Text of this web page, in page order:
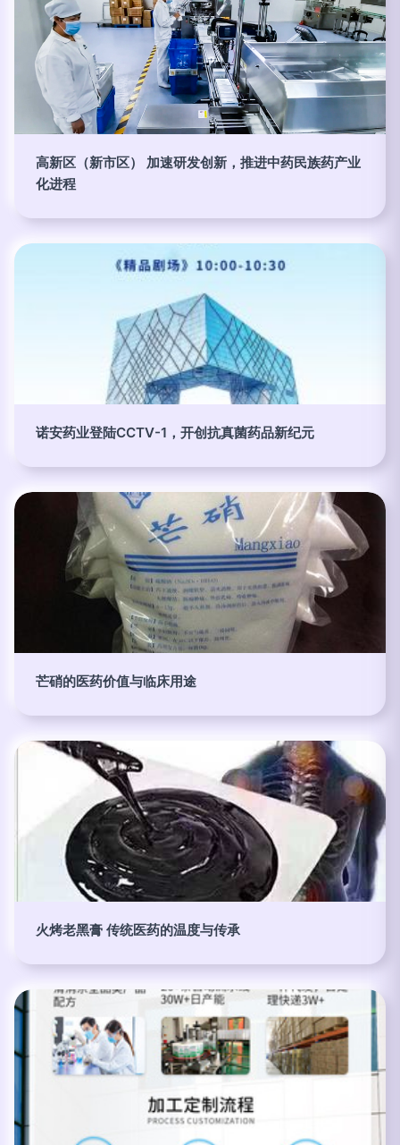
高新区（新市区） 加速研发创新，推进中药民族药产业
化进程
诺安药业登陆CCTV-1，开创抗真菌药品新纪元
芒硝的医药价值与临床用途
火烤老黑膏 传统医药的温度与传承